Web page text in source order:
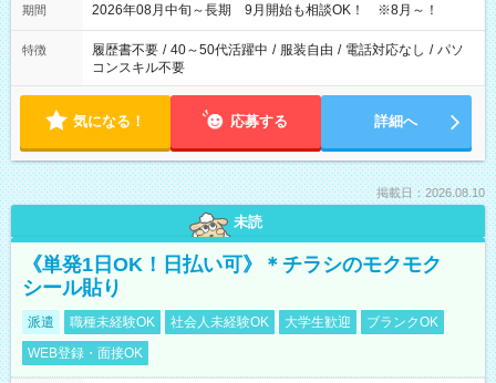
期間 2026年08月中旬～長期 9月開始も相談OK！ ※8月～！
特徴 履歴書不要 / 40～50代活躍中 / 服装自由 / 電話対応なし / パソ
コンスキル不要
気になる！ 応募する 詳細へ
掲載日：2026.08.10
未読
《単発1日OK！日払い可》＊チラシのモクモク
シール貼り
派遣 職種未経験OK 社会人未経験OK 大学生歓迎
ブランクOK
WEB登録・面接OK